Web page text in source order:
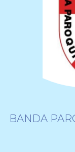
BANDA